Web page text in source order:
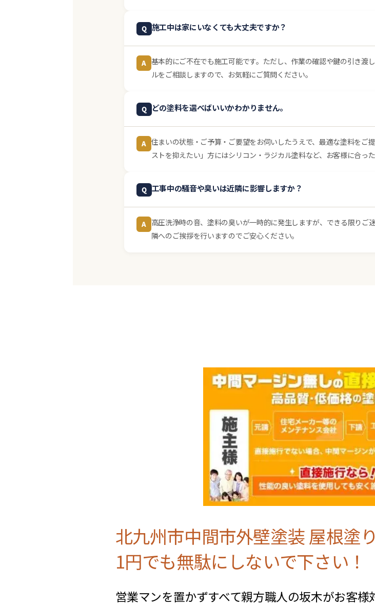
Q 施工中は家にいなくても大丈夫ですか？
A 基本的にご不在でも施工可能です。ただし、作業の確認や鍵の引き渡
ルをご相談しますので、お気軽にご質問ください。
Q どの塗料を選べばいいかわかりません。
A 住まいの状態・ご予算・ご要望をお伺いしたうえで、最適な塗料をご
ストを抑えたい」方にはシリコン・ラジカル塗料など、お客様に合っ
Q 工事中の騒音や臭いは近隣に影響しますか？
A 高圧洗浄時の音、塗料の臭いが一時的に発生しますが、できる限りご
隣へのご挨拶を行いますのでご安心ください。
北九州市中間市外壁塗装 屋根塗
1円でも無駄にしないで下さい！
営業マンを置かずすべて親方職人の坂木がお客